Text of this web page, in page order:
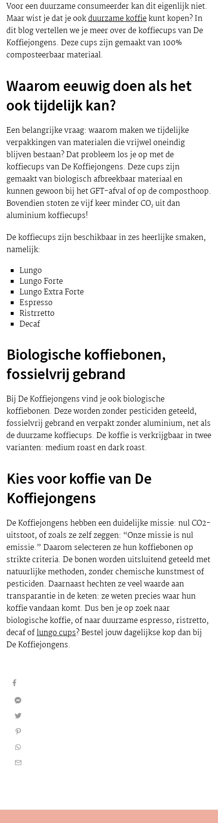
Voor een duurzame consumeerder kan dit eigenlijk niet.
Maar wist je dat je ookduurzame koffiekunt kopen? In
dit blog vertellen we je meer over de koffiecups van De
Koffiejongens. Deze cups zijn gemaakt van 100%
composteerbaar materiaal.
Waarom eeuwig doen als het
ook tijdelijk kan?
Een belangrijke vraag: waarom maken we tijdelijke
verpakkingen van materialen die vrijwel oneindig
blijven bestaan? Dat probleem los je op met de
koffiecups van De Koffiejongens. Deze cups zijn
gemaakt van biologisch afbreekbaar materiaal en
kunnen gewoon bij het GFT-afval of op de composthoop.
Bovendien stoten ze vijf keer minder CO₂ uit dan
aluminium koffiecups!
De koffiecups zijn beschikbaar in zes heerlijke smaken,
namelijk:
Lungo
Lungo Forte
Lungo Extra Forte
Espresso
Ristrretto
Decaf
Biologische koffiebonen,
fossielvrij gebrand
Bij De Koffiejongens vind je ook biologische
koffiebonen. Deze worden zonder pesticiden geteeld,
fossielvrij gebrand en verpakt zonder aluminium, net als
de duurzame koffiecups. De koffie is verkrijgbaar in twee
varianten: medium roast en dark roast.
Kies voor koffie van De
Koffiejongens
De Koffiejongens hebben een duidelijke missie: nul CO2-
uitstoot, of zoals ze zelf zeggen: “Onze missie is nul
emissie.” Daarom selecteren ze hun koffiebonen op
strikte criteria. De bonen worden uitsluitend geteeld met
natuurlijke methoden, zonder chemische kunstmest of
pesticiden. Daarnaast hechten ze veel waarde aan
transparantie in de keten: ze weten precies waar hun
koffie vandaan komt. Dus ben je op zoek naar
biologische koffie, of naar duurzame espresso, ristretto,
decaf oflungo cups? Bestel jouw dagelijkse kop dan bij
De Koffiejongens.